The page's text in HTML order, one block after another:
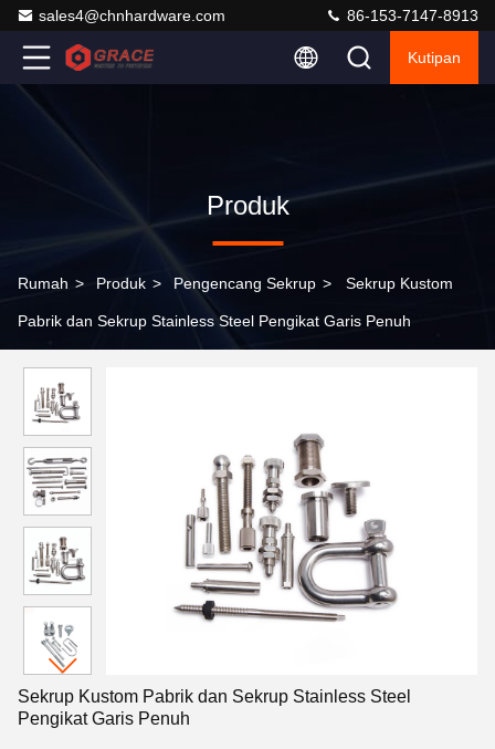
sales4@chnhardware.com 86-153-7147-8913
Kutipan
Produk
Rumah > Produk > Pengencang Sekrup > Sekrup Kustom
Pabrik dan Sekrup Stainless Steel Pengikat Garis Penuh
Sekrup Kustom Pabrik dan Sekrup Stainless Steel
Pengikat Garis Penuh